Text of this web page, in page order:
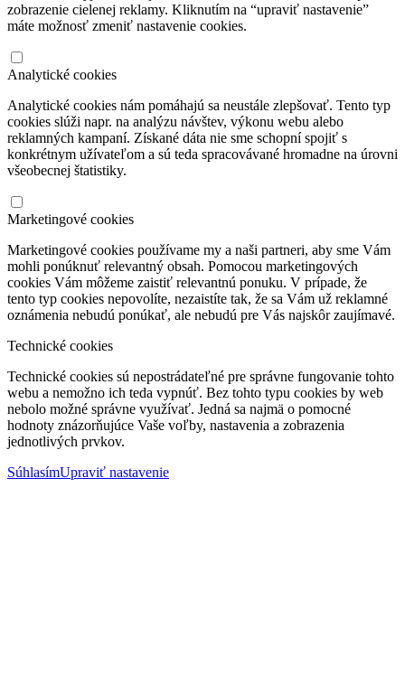
zobrazenie cielenej reklamy. Kliknutím na “upraviť nastavenie”
máte možnosť zmeniť nastavenie cookies.
Analytické cookies
Analytické cookies nám pomáhajú sa neustále zlepšovať. Tento typ
cookies slúži napr. na analýzu návštev, výkonu webu alebo
reklamných kampaní. Získané dáta nie sme schopní spojiť s
konkrétnym užívateľom a sú teda spracovávané hromadne na úrovni
všeobecnej štatistiky.
Marketingové cookies
Marketingové cookies používame my a naši partneri, aby sme Vám
mohli ponúknuť relevantný obsah. Pomocou marketingových
cookies Vám môžeme zaistiť relevantnú ponuku. V prípade, že
tento typ cookies nepovolíte, nezaistíte tak, že sa Vám už reklamné
oznámenia nebudú ponúkať, ale nebudú pre Vás najskôr zaujímavé.
Technické cookies
Technické cookies sú nepostrádateľné pre správne fungovanie tohto
webu a nemožno ich teda vypnúť. Bez tohto typu cookies by web
nebolo možné správne využívať. Jedná sa najmä o pomocné
hodnoty znázorňujúce Vaše voľby, nastavenia a zobrazenia
jednotlivých prvkov.
SúhlasímUpraviť nastavenie